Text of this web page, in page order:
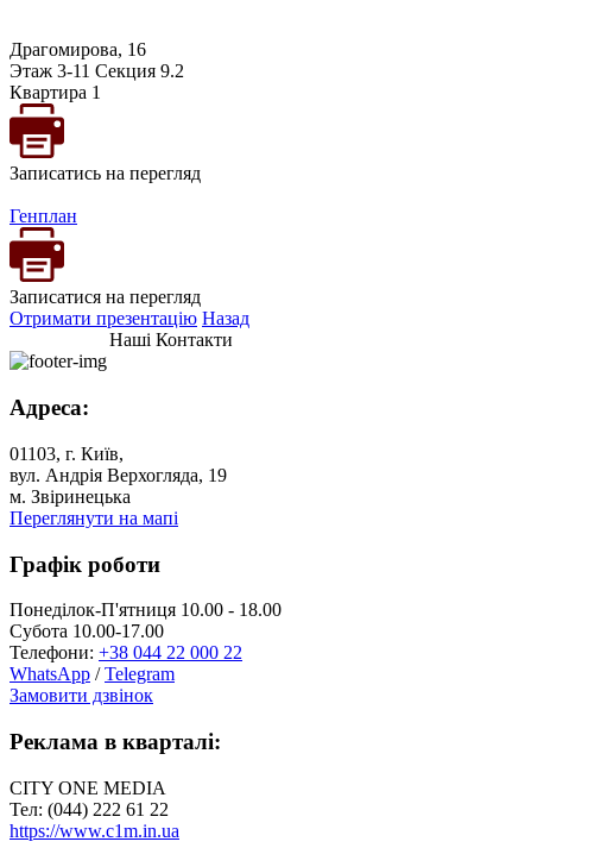
Драгомирова, 16
Этаж 3-11 Секция 9.2
Квартира 1
Записатись на перегляд
Генплан
Записатися на перегляд
Отримати презентацію Назад
Наші Контакти
Адреса:
01103, г. Київ,
вул. Андрія Верхогляда, 19
м. Звіринецька
Переглянути на мапі
Графік роботи
Понеділок-П'ятниця 10.00 - 18.00
Субота 10.00-17.00
Телефони: +38 044 22 000 22
WhatsApp /Telegram
Замовити дзвінок
Реклама в кварталі:
CITY ONE MEDIA
Тел: (044) 222 61 22
https://www.c1m.in.ua